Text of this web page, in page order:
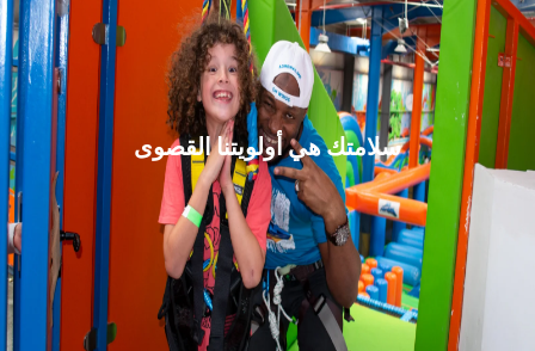
سلامتك هي أولويتنا القصوى